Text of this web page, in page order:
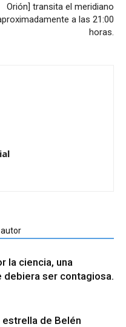
Orión] transita el meridiano
a las 21:00
horas.
la ciencia, una
debiera ser contagiosa.
estrella de Belén